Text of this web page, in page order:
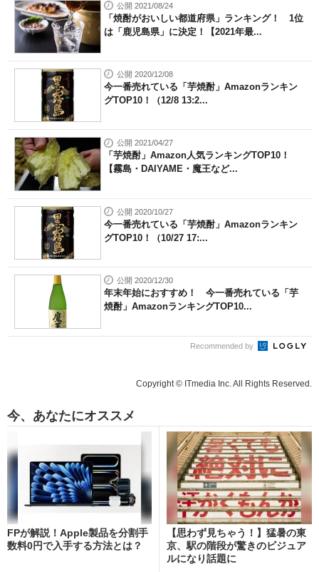
公開 2021/08/24
「焼酎がおいしい都道府県」ランキング！ 1位
は「鹿児島県」に決定！【2021年最...
公開 2020/12/08
今一番売れている「芋焼酎」Amazonランキン
グTOP10！（12/8 13:2...
公開 2021/04/27
「芋焼酎」Amazon人気ランキングTOP10！
【霧島・DAIYAME・魔王など...
公開 2020/10/27
今一番売れている「芋焼酎」Amazonランキン
グTOP10！（10/27 17:...
公開 2020/12/30
年末年始におすすめ！ 今一番売れている「芋
焼酎」AmazonランキングTOP10...
Recommended by
Copyright © ITmedia Inc. All Rights Reserved.
今、あなたにオススメ
FPが解説！Apple製品を分割手
数料0円で入手する方法とは？
【思わず見ちゃう！】猛暑の東
京、駅の階段が驚きのビジュア
ルになり話題に